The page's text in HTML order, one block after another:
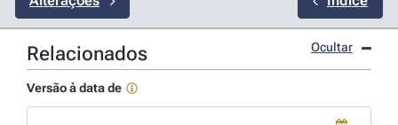
Relacionados Ocultar
Versão à data de